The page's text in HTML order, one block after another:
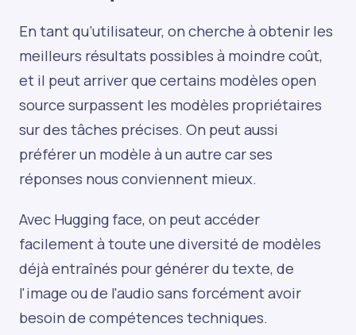
En tant qu’utilisateur, on cherche à obtenir les
meilleurs résultats possibles à moindre coût,
et il peut arriver que certains modèles open
source surpassent les modèles propriétaires
sur des tâches précises. On peut aussi
préférer un modèle à un autre car ses
réponses nous conviennent mieux.
Avec Hugging face, on peut accéder
facilement à toute une diversité de modèles
déjà entraînés pour générer du texte, de
l'image ou de l'audio sans forcément avoir
besoin de compétences techniques.